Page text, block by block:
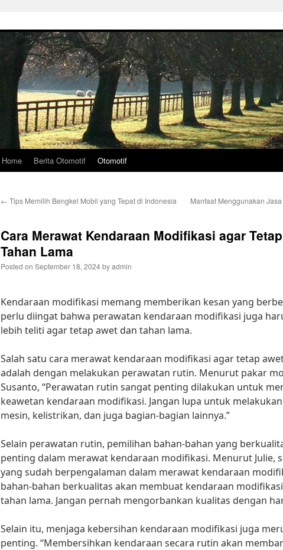
Home Berita Otomotif Otomotif
← Tips Memilih Bengkel Mobil yang Tepat di Indonesia
Manfaat Menggunakan
Cara Merawat Kendaraan Modifikasi agar
Tahan Lama
Posted on September 18, 2024byadmin
Kendaraan modifikasi memang memberikan kesan yang
perlu diingat bahwa perawatan kendaraan modifikasi juga
lebih teliti agar tetap awet dan tahan lama.
Salah satu cara merawat kendaraan modifikasi agar tetap
adalah dengan melakukan perawatan rutin. Menurut pakar
Susanto, “Perawatan rutin sangat penting dilakukan untuk
keawetan kendaraan modifikasi. Jangan lupa untuk
mesin, kelistrikan, dan juga bagian-bagian lainnya.”
Selain perawatan rutin, pemilihan bahan-bahan yang
penting dalam merawat kendaraan modifikasi. Menurut Julie,
yang sudah berpengalaman dalam merawat kendaraan
bahan-bahan berkualitas akan membuat kendaraan
tahan lama. Jangan pernah mengorbankan kualitas dengan
Selain itu, menjaga kebersihan kendaraan modifikasi juga
penting. “Membersihkan kendaraan secara rutin akan